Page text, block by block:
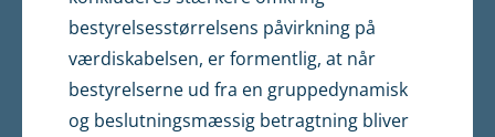
bestyrelsesstørrelsens påvirkning på
værdiskabelsen, er formentlig, at når
bestyrelserne ud fra en gruppedynamisk
og beslutningsmæssig betragtning bliver